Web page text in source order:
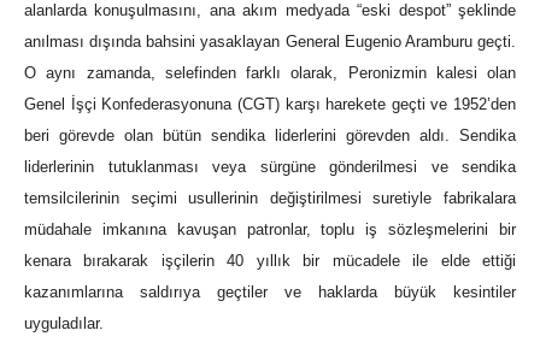
alanlarda konuşulmasını, ana akım medyada “eski despot” şeklinde
anılması dışında bahsini yasaklayan General Eugenio Aramburu geçti.
O aynı zamanda, selefinden farklı olarak, Peronizmin kalesi olan
Genel İşçi Konfederasyonuna (CGT) karşı harekete geçti ve 1952’den
beri görevde olan bütün sendika liderlerini görevden aldı. Sendika
liderlerinin tutuklanması veya sürgüne gönderilmesi ve sendika
temsilcilerinin seçimi usullerinin değiştirilmesi suretiyle fabrikalara
müdahale imkanına kavuşan patronlar, toplu iş sözleşmelerini bir
kenara bırakarak işçilerin 40 yıllık bir mücadele ile elde ettiği
kazanımlarına saldırıya geçtiler ve haklarda büyük kesintiler
uyguladılar.